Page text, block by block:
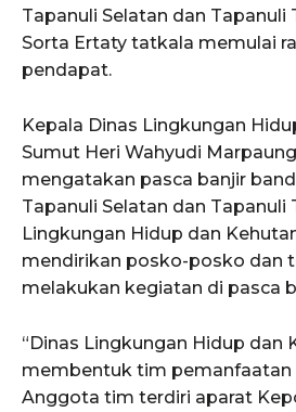
Tapanuli Selatan dan Tapanuli
Sorta Ertaty tatkala memulai
pendapat.
Kepala Dinas Lingkungan
Sumut Heri Wahyudi
mengatakan pasca banjir
Tapanuli Selatan dan Tapanuli
Lingkungan Hidup dan
mendirikan posko-posko dan
melakukan kegiatan di pasca
“Dinas Lingkungan Hidup dan
membentuk tim pemanfaatan
Anggota tim terdiri aparat